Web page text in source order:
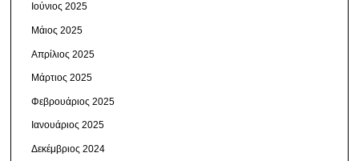
Ιούνιος 2025
Μάιος 2025
Απρίλιος 2025
Μάρτιος 2025
Φεβρουάριος 2025
Ιανουάριος 2025
Δεκέμβριος 2024